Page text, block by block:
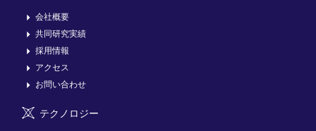
会社概要
共同研究実績
採用情報
アクセス
お問い合わせ
テクノロジー